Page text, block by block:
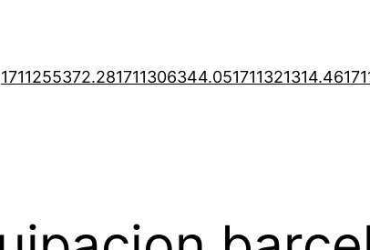
1711255372.281711306344.051711321314.46